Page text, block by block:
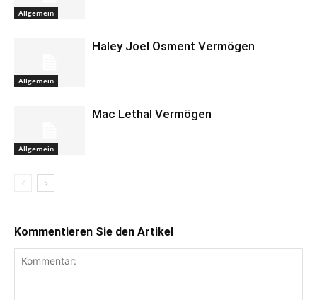
Allgemein
Allgemein
Haley Joel Osment Vermögen
Allgemein
Mac Lethal Vermögen
Kommentieren Sie den Artikel